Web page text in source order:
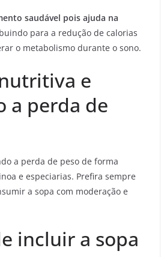
saudável pois ajuda na
para a redução de calorias
o metabolismo durante o sono.
e
a perda de
a perda de peso de forma
e especiarias. Prefira sempre
a sopa com moderação e
incluir a sopa